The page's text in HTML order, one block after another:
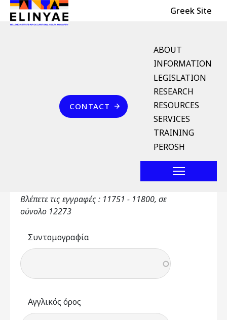
Skip to main content
Header Top Greek Site
English Menu
ABOUT
INFORMATION
LEGISLATION
RESEARCH
RESOURCES
SERVICES
TRAINING
PEROSH
Επικοινωνία
CONTACT
Breadcrumb
Αγγλοελληνικό Λεξικό
Βλέπετε τις εγγραφές : 11751 - 11800, σε
σύνολο 12273
Συντομογραφία
Αγγλικός όρος